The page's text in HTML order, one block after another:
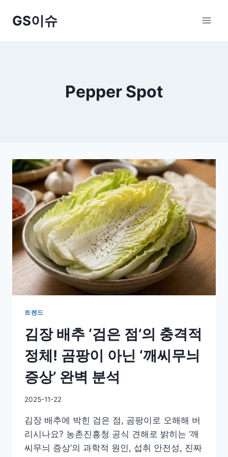
GS이슈
Pepper Spot
트렌드
김장 배추 ‘검은 점’의 충격적
정체! 곰팡이 아닌 ‘깨씨무늬
증상’ 완벽 분석
By
이
슈
2025-11-22
김장 배추에 박힌 검은 점, 곰팡이로 오해해 버
리시나요? 농촌진흥청 공식 견해로 밝히는 ‘깨
씨무늬 증상’의 과학적 원인, 섭취 안전성, 진짜